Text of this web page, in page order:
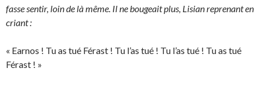
fasse sentir, loin de là même. Il ne bougeait plus, Lisian reprenant en
criant :
« Earnos ! Tu as tué Férast ! Tu l’as tué ! Tu l’as tué ! Tu as tué
Férast ! »